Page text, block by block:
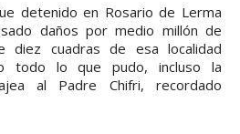
detenido en Rosario de Lerma
daños por medio millón de
diez cuadras de esa localidad
todo lo que pudo, incluso la
al Padre Chifri, recordado